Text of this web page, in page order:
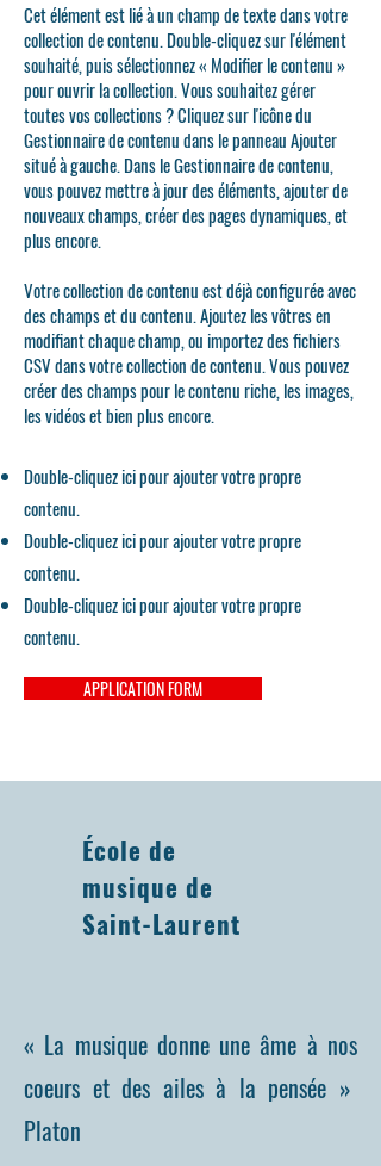
Cet élément est lié à un champ de texte dans votre
collection de contenu. Double-cliquez sur l'élément
souhaité, puis sélectionnez « Modifier le contenu »
pour ouvrir la collection. Vous souhaitez gérer
toutes vos collections ? Cliquez sur l'icône du
Gestionnaire de contenu dans le panneau Ajouter
situé à gauche. Dans le Gestionnaire de contenu,
vous pouvez mettre à jour des éléments, ajouter de
nouveaux champs, créer des pages dynamiques, et
plus encore.
Votre collection de contenu est déjà configurée avec
des champs et du contenu. Ajoutez les vôtres en
modifiant chaque champ, ou importez des fichiers
CSV dans votre collection de contenu. Vous pouvez
créer des champs pour le contenu riche, les images,
les vidéos et bien plus encore.
Double-cliquez ici pour ajouter votre propre
contenu.
Double-cliquez ici pour ajouter votre propre
contenu.
Double-cliquez ici pour ajouter votre propre
contenu.
APPLICATION FORM
École de
musique de
Saint-Laurent
« La musique donne une âme à nos
coeurs et des ailes à la pensée »
Platon